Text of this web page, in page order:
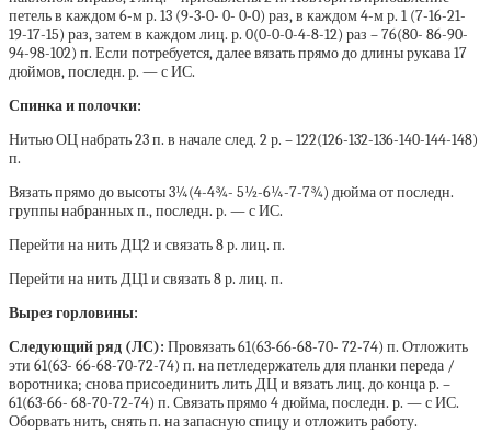
петель в каждом 6-м р. 13 (9-3-0- 0- 0-0) раз, в каждом 4-м р. 1 (7-16-21-
19-17-15) раз, затем в каждом лиц. р. 0(0-0-0-4-8-12) раз – 76(80- 86-90-
94-98-102) п. Если потребуется, далее вязать прямо до длины рукава 17
дюймов, последн. р. — с ИС.
Спинка и полочки:
Нитью ОЦ набрать 23 п. в начале след. 2 р. – 122(126-132-136-140-144-148)
п.
Вязать прямо до высоты 3¼(4-4¾- 5½-6¼-7-7¾) дюйма от последн.
группы набранных п., последн. р. — с ИС.
Перейти на нить ДЦ2 и связать 8 р. лиц. п.
Перейти на нить ДЦ1 и связать 8 р. лиц. п.
Вырез горловины:
Следующий ряд (ЛС): Провязать 61(63-66-68-70- 72-74) п. Отложить
эти 61(63- 66-68-70-72-74) п. на петледержатель для планки переда /
воротника; снова присоединить лить ДЦ и вязать лиц. до конца р. –
61(63-66- 68-70-72-74) п. Связать прямо 4 дюйма, последн. р. — с ИС.
Оборвать нить, снять п. на запасную спицу и отложить работу.